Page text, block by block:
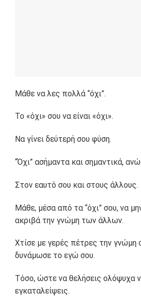
Μάθε να λες πολλά “όχι”.
Το «όχι» σου να είναι «όχι».
Να γίνει δεύτερή σου φύση.
“Όχι” ασήμαντα και σημαντικά,
Στον εαυτό σου και στους άλλους.
Μάθε, μέσα από τα “όχι” σου, να
ακριβά την γνώμη των άλλων.
Χτίσε με γερές πέτρες την γνώμη
δυνάμωσε το εγώ σου.
Τόσο, ώστε να θελήσεις ολόψυχα
εγκαταλείψεις.